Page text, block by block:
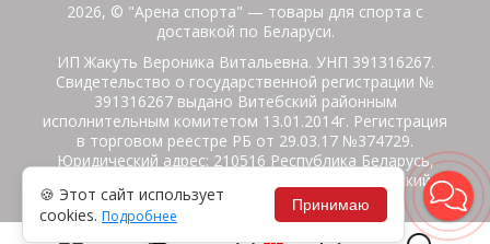
2026, © "Арена спорта" — товары для спорта с
доставкой по Беларуси.
ИП Жакуть Вероника Витальевна. УНП 391316267.
Свидетельство о государственной регистрации №
391316267 выдано Витебский районным
исполнительным комитетом 13.01.2014г. Регистрация
в торговом реестре РБ от 29.03.17 №374729.
Юридический адрес: 210516 Республика Беларусь,
Витебская область, Витебский район, Бабиничский с/
с, аг.Ольгово, ул.Школьная
Потребителям на заметку
🍪 Этот сайт использует
cookies. Подробнее
Принимаю